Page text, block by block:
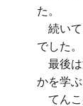
た。
続いて
でした。
最後は
かを学
てんこ